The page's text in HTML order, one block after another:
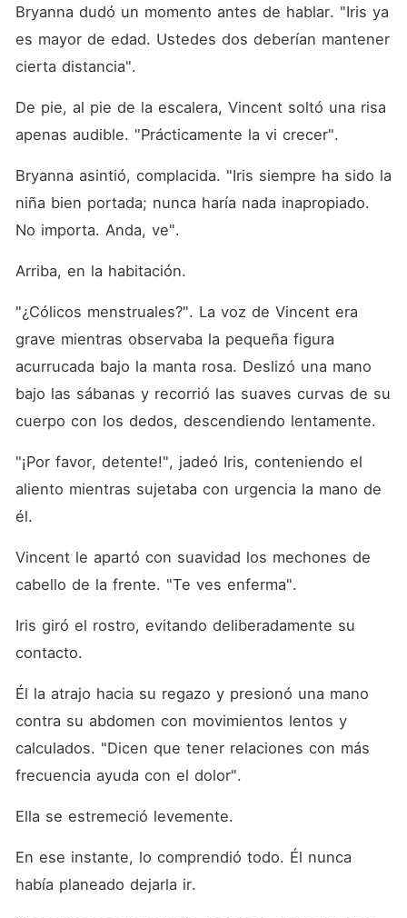
Bryanna dudó un momento antes de hablar. "Iris ya
es mayor de edad. Ustedes dos deberían mantener
cierta distancia".
De pie, al pie de la escalera, Vincent soltó una risa
apenas audible. "Prácticamente la vi crecer".
Bryanna asintió, complacida. "Iris siempre ha sido la
niña bien portada; nunca haría nada inapropiado.
No importa. Anda, ve".
Arriba, en la habitación.
"¿Cólicos menstruales?". La voz de Vincent era
grave mientras observaba la pequeña figura
acurrucada bajo la manta rosa. Deslizó una mano
bajo las sábanas y recorrió las suaves curvas de su
cuerpo con los dedos, descendiendo lentamente.
"¡Por favor, detente!", jadeó Iris, conteniendo el
aliento mientras sujetaba con urgencia la mano de
él.
Vincent le apartó con suavidad los mechones de
cabello de la frente. "Te ves enferma".
Iris giró el rostro, evitando deliberadamente su
contacto.
Él la atrajo hacia su regazo y presionó una mano
contra su abdomen con movimientos lentos y
calculados. "Dicen que tener relaciones con más
frecuencia ayuda con el dolor".
Ella se estremeció levemente.
En ese instante, lo comprendió todo. Él nunca
había planeado dejarla ir.